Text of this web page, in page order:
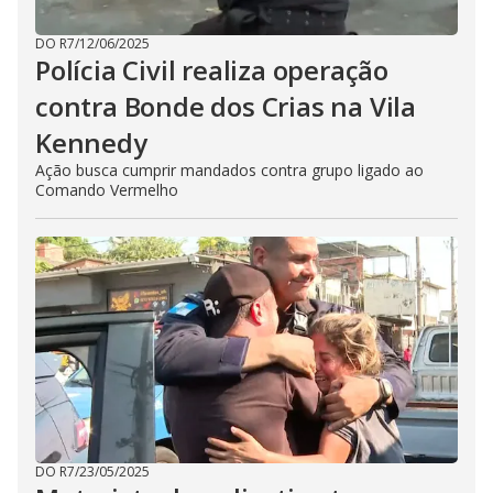
DO R7/12/06/2025
Polícia Civil realiza operação
contra Bonde dos Crias na Vila
Kennedy
Ação busca cumprir mandados contra grupo ligado ao
Comando Vermelho
DO R7/23/05/2025